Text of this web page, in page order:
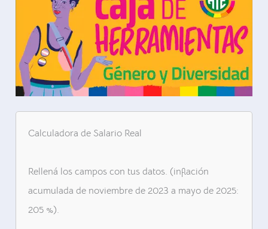
Calculadora de Salario Real
Rellená los campos con tus datos. (inflación
acumulada de noviembre de 2023 a mayo de 2025:
205 %).